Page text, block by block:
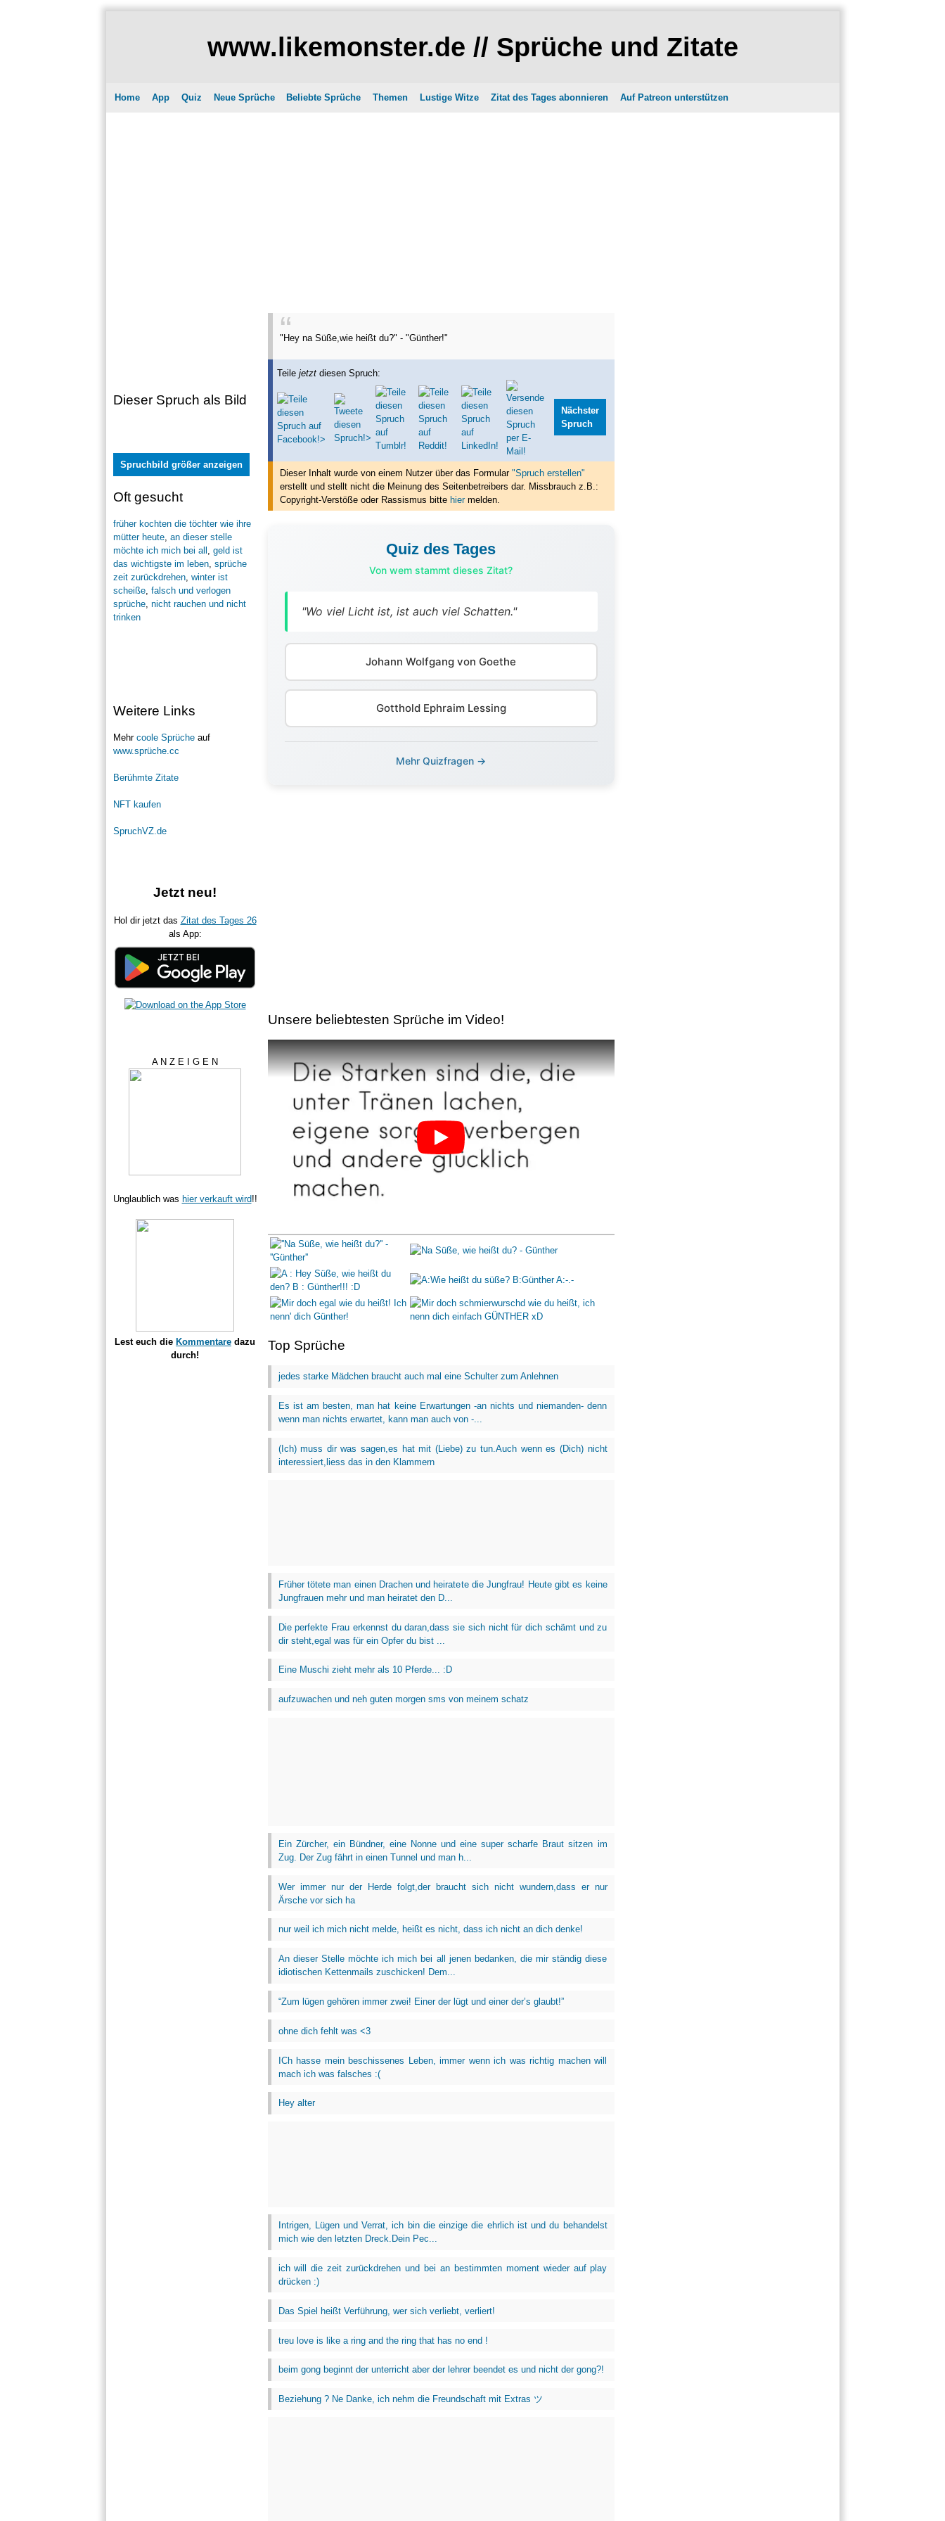
www.likemonster.de // Sprüche und Zitate
Home App Quiz Neue Sprüche Beliebte Sprüche Themen Lustige Witze Zitat des Tages abonnieren Auf Patreon unterstützen
Dieser Spruch als Bild
Spruchbild größer anzeigen
Oft gesucht
früher kochten die töchter wie ihre
mütter heute, an dieser stelle
möchte ich mich bei all geld ist
das wichtigste im leben, sprüche
zeit zurückdrehen, winter ist
scheiße, falsch und verlogen
sprüche, nicht rauchen und nicht
trinken
Weitere Links
Mehr coole Sprücheauf
www.sprüche.cc
Berühmte Zitate
NFT kaufen
SpruchVZ.de
Jetzt neu!
Hol dir jetzt das Zitat des Tages 26
als App:
A N Z E I G E N
Unglaublich was hier verkauft wird!!
Lest euch die Kommentare dazu
durch!
"Hey na Süße,wie heißt du?" - "Günther!"
Teile jetztdiesen Spruch:
Nächster
Spruch
Dieser Inhalt wurde von einem Nutzer über das Formular "Spruch erstellen"
erstelltund stellt nicht die Meinung des Seitenbetreibers dar. Missbrauch z.B.:
Copyright-Verstöße oder Rassismus bitte hiermelden.
Quiz des Tages
Von wem stammt dieses Zitat?
"Wo viel Licht ist, ist auch viel Schatten."
Johann Wolfgang von Goethe
Gotthold Ephraim Lessing
Mehr Quizfragen →
Unsere beliebtesten Sprüche im Video!
Top Sprüche
jedes starke Mädchen braucht auch mal eine Schulter zum Anlehnen
Es ist am besten, man hat keine Erwartungen -an nichts und niemanden- denn
wenn man nichts erwartet, kann man auch von -...
(Ich) muss dir was sagen,es hat mit (Liebe) zu tun.Auch wenn es (Dich) nicht
interessiert,liess das in den Klammern
Früher tötete man einen Drachen und heiratete die Jungfrau! Heute gibt es keine
Jungfrauen mehr und man heiratet den D...
Die perfekte Frau erkennst du daran,dass sie sich nicht für dich schämt und zu
dir steht,egal was für ein Opfer du bist ...
Eine Muschi zieht mehr als 10 Pferde... :D
aufzuwachen und neh guten morgen sms von meinem schatz
Ein Zürcher, ein Bündner, eine Nonne und eine super scharfe Braut sitzen im
Zug. Der Zug fährt in einen Tunnel und man h...
Wer immer nur der Herde folgt,der braucht sich nicht wundern,dass er nur
Ärsche vor sich ha
nur weil ich mich nicht melde, heißt es nicht, dass ich nicht an dich denke!
An dieser Stelle möchte ich mich bei all jenen bedanken, die mir ständig diese
idiotischen Kettenmails zuschicken! Dem...
“Zum lügen gehören immer zwei! Einer der lügt und einer der’s glaubt!”
ohne dich fehlt was <3
ICh hasse mein beschissenes Leben, immer wenn ich was richtig machen will
mach ich was falsches :(
Hey alter
Intrigen, Lügen und Verrat, ich bin die einzige die ehrlich ist und du behandelst
mich wie den letzten Dreck.Dein Pec...
ich will die zeit zurückdrehen und bei an bestimmten moment wieder auf play
drücken :)
Das Spiel heißt Verführung, wer sich verliebt, verliert!
treu love is like a ring and the ring that has no end !
beim gong beginnt der unterricht aber der lehrer beendet es und nicht der gong?!
Beziehung ? Ne Danke, ich nehm die Freundschaft mit Extras ツ